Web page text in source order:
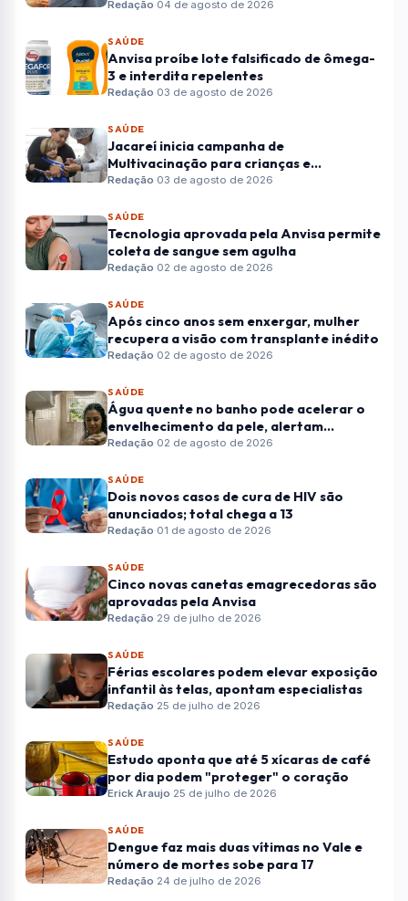
Redação·04 de agosto de 2026
SAÚDE
Anvisa proíbe lote falsificado de ômega-
3 e interdita repelentes
Redação·03 de agosto de 2026
SAÚDE
Jacareí inicia campanha de
Multivacinação para crianças e
adolescentes
Redação·03 de agosto de 2026
SAÚDE
Tecnologia aprovada pela Anvisa permite
coleta de sangue sem agulha
Redação·02 de agosto de 2026
SAÚDE
Após cinco anos sem enxergar, mulher
recupera a visão com transplante inédito
Redação·02 de agosto de 2026
SAÚDE
Água quente no banho pode acelerar o
envelhecimento da pele, alertam
dermatologistas
Redação·02 de agosto de 2026
SAÚDE
Dois novos casos de cura de HIV são
anunciados; total chega a 13
Redação·01 de agosto de 2026
SAÚDE
Cinco novas canetas emagrecedoras são
aprovadas pela Anvisa
Redação·29 de julho de 2026
SAÚDE
Férias escolares podem elevar exposição
infantil às telas, apontam especialistas
Redação·25 de julho de 2026
SAÚDE
Estudo aponta que até 5 xícaras de café
por dia podem "proteger" o coração
Erick Araujo·25 de julho de 2026
SAÚDE
Dengue faz mais duas vítimas no Vale e
número de mortes sobe para 17
Redação·24 de julho de 2026